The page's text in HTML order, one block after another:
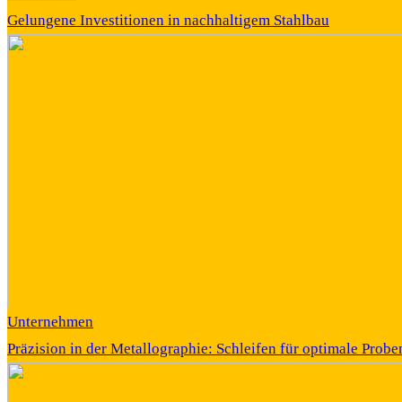
Gelungene Investitionen in nachhaltigem Stahlbau
Unternehmen
Präzision in der Metallographie: Schleifen für optimale